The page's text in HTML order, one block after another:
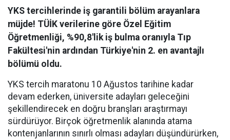
YKS tercihlerinde iş garantili bölüm arayanlara
müjde! TÜİK verilerine göre Özel Eğitim
Öğretmenliği, %90,8'lik iş bulma oranıyla Tıp
Fakültesi'nin ardından Türkiye'nin 2. en avantajlı
bölümü oldu.
YKS tercih maratonu 10 Ağustos tarihine kadar
devam ederken, üniversite adayları geleceğini
şekillendirecek en doğru branşları araştırmayı
sürdürüyor. Birçok öğretmenlik alanında atama
kontenjanlarının sınırlı olması adayları düşündürürken,